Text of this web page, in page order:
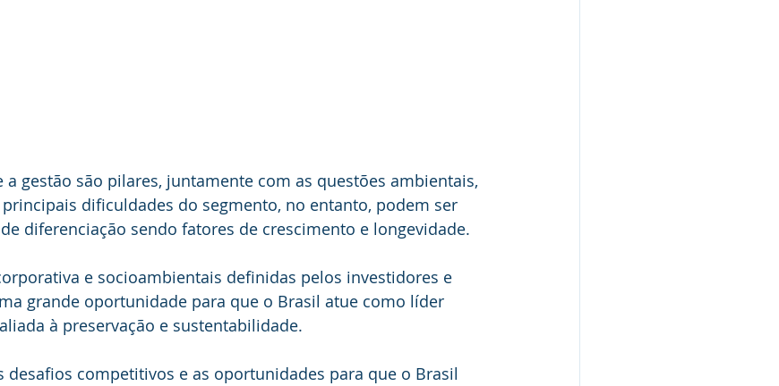
a gestão são pilares, juntamente com as questões ambientais,
dificuldades do segmento, no entanto, podem ser
diferenciação sendo fatores de crescimento e longevidade.
e socioambientais definidas pelos investidores e
grande oportunidade para que o Brasil atue como líder
à preservação e sustentabilidade.
desafios competitivos e as oportunidades para que o Brasil